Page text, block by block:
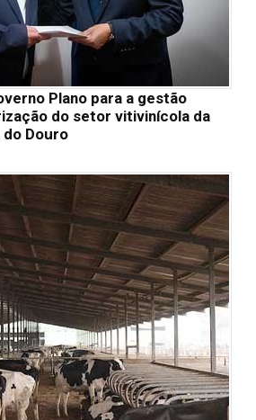
Plano para a gestão
do setor vitivinícola da
do Douro